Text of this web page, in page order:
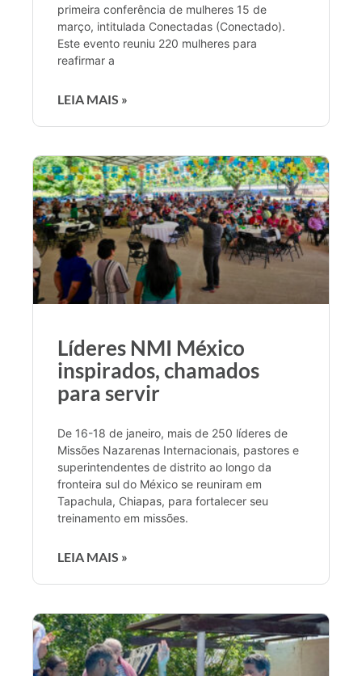
primeira conferência de mulheres 15 de
março, intitulada Conectadas (Conectado).
Este evento reuniu 220 mulheres para
reafirmar a
LEIA MAIS »
Líderes NMI México
inspirados, chamados
para servir
De 16-18 de janeiro, mais de 250 líderes de
Missões Nazarenas Internacionais, pastores e
superintendentes de distrito ao longo da
fronteira sul do México se reuniram em
Tapachula, Chiapas, para fortalecer seu
treinamento em missões.
LEIA MAIS »